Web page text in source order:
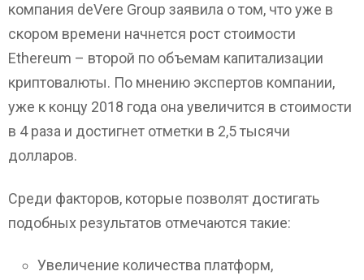
компания deVere Group заявила о том, что уже в
скором времени начнется рост стоимости
Ethereum – второй по объемам капитализации
криптовалюты. По мнению экспертов компании,
уже к концу 2018 года она увеличится в стоимости
в 4 раза и достигнет отметки в 2,5 тысячи
долларов.
Среди факторов, которые позволят достигать
подобных результатов отмечаются такие:
Увеличение количества платформ,